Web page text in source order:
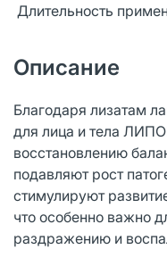
Длительность
Описание
Благодаря лизатам
для лица и тела
восстановлению
подавляют рост
стимулируют
что особенно важно
раздражению и